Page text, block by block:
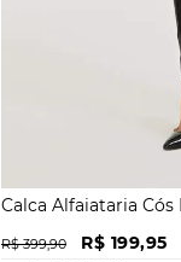
Calca Alfaiataria
R$ 399,90 R$ 199,95